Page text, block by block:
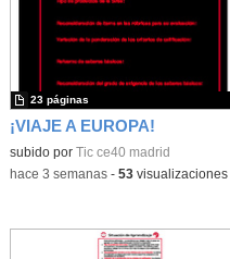
¡VIAJE A EUROPA!
subido por Tic ce40 madrid
23 páginas
-hace 3 semanas- 53visualizaciones